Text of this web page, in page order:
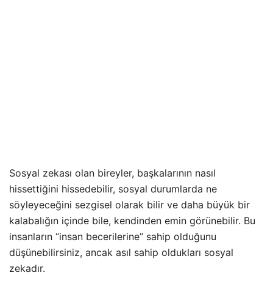
Sosyal zekası olan bireyler, başkalarının nasıl
hissettiğini hissedebilir, sosyal durumlarda ne
söyleyeceğini sezgisel olarak bilir ve daha büyük bir
kalabalığın içinde bile, kendinden emin görünebilir. Bu
insanların “insan becerilerine” sahip olduğunu
düşünebilirsiniz, ancak asıl sahip oldukları sosyal
zekadır.